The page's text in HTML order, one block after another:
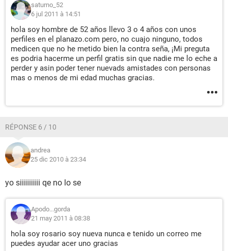
saturno_52
6 jul 2011 à 14:51
hola soy hombre de 52 años llevo 3 o 4 años con unos
perfiles en el planazo.com pero, no cuajo ninguno, todos
medicen que no he metido bien la contra seña, ¡Mi preguta
es podria hacerme un perfil gratis sin que nadie me lo eche a
perder y asin poder tener nuevads amistades con personas
mas o menos de mi edad muchas gracias.
RÉPONSE 6 / 10
andrea
25 dic 2010 à 23:34
yo siiiiiiiiii qe no lo se
Apodo...gorda
21 may 2011 à 08:38
hola soy rosario soy nueva nunca e tenido un correo me
puedes ayudar acer uno gracias